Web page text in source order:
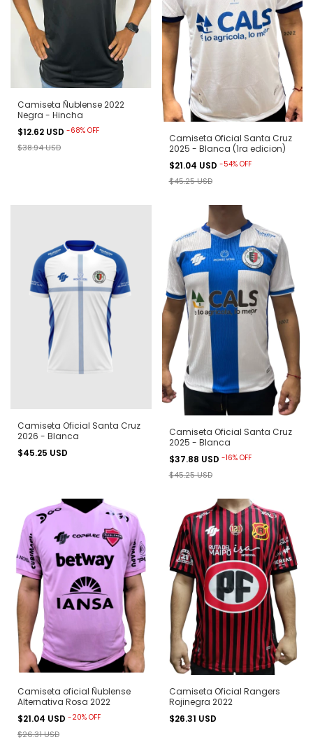
Camiseta Ñublense 2022
Negra - Hincha
$12.62 USD -68% OFF
$38.94 USD
Camiseta Oficial Santa Cruz
2025 - Blanca (1ra edicion)
$21.04 USD -54% OFF
$45.25 USD
Camiseta Oficial Santa Cruz
2026 - Blanca
$45.25 USD
Camiseta Oficial Santa Cruz
2025 - Blanca
$37.88 USD -16% OFF
$45.25 USD
Camiseta oficial Ñublense
Alternativa Rosa 2022
$21.04 USD -20% OFF
$26.31 USD
Camiseta Oficial Rangers
Rojinegra 2022
$26.31 USD